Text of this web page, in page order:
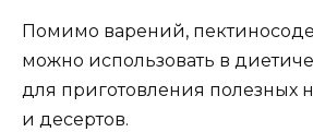
Помимо варений,
можно использовать в
для приготовления полезных
и десертов.